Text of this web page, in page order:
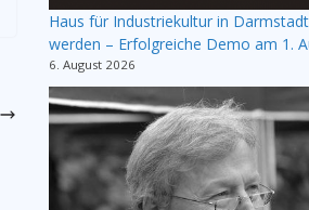
Haus für Industriekultur in
werden – Erfolgreiche Demo am 1.
6. August 2026